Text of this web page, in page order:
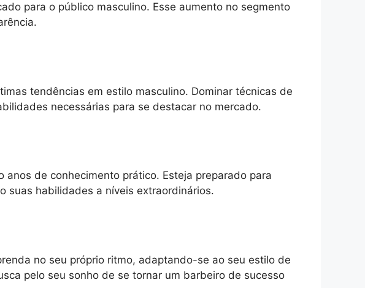
para o público masculino. Esse aumento no segmento
tendências em estilo masculino. Dominar técnicas de
necessárias para se destacar no mercado.
de conhecimento prático. Esteja preparado para
suas habilidades a níveis extraordinários.
no seu próprio ritmo, adaptando-se ao seu estilo de
pelo seu sonho de se tornar um barbeiro de sucesso